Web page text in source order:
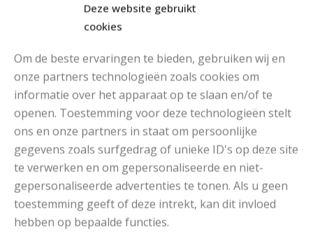
Deze website gebruikt
cookies
Om de beste ervaringen te bieden, gebruiken wij en
onze partners technologieën zoals cookies om
informatie over het apparaat op te slaan en/of te
openen. Toestemming voor deze technologieën stelt
ons en onze partners in staat om persoonlijke
gegevens zoals surfgedrag of unieke ID's op deze site
te verwerken en om gepersonaliseerde en niet-
gepersonaliseerde advertenties te tonen. Als u geen
toestemming geeft of deze intrekt, kan dit invloed
hebben op bepaalde functies.
MOOIE DIKGESTREEPTE SOKKEN BREIEN VAN DURABLE GAREN